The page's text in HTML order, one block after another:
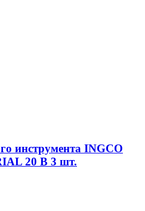
инструмента INGCO
20 В 3 шт.